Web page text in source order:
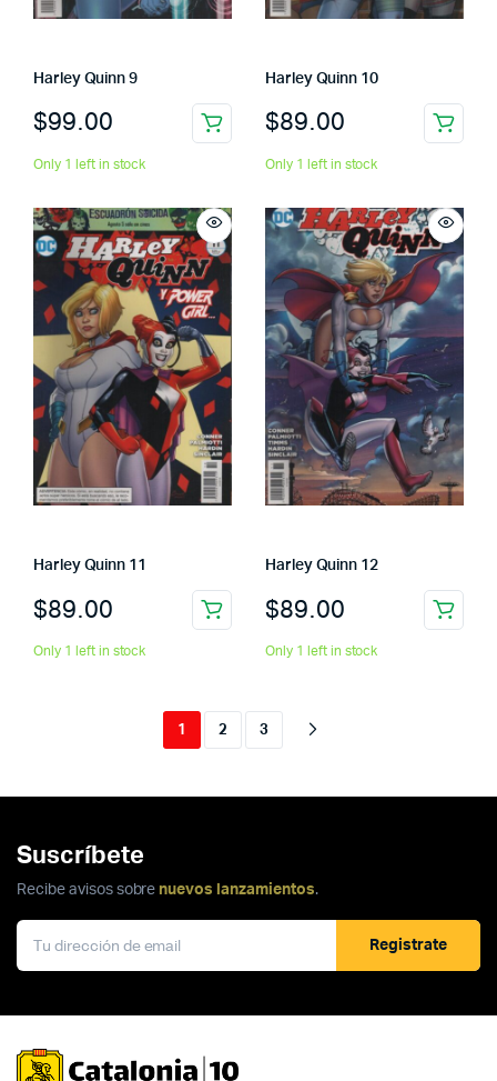
Harley Quinn 9
$99.00
Only 1 left in stock
Harley Quinn 10
$89.00
Only 1 left in stock
Harley Quinn 11
$89.00
Only 1 left in stock
Harley Quinn 12
$89.00
Only 1 left in stock
1 2 3
Suscríbete
Recibe avisos sobre nuevos lanzamientos.
Registrate